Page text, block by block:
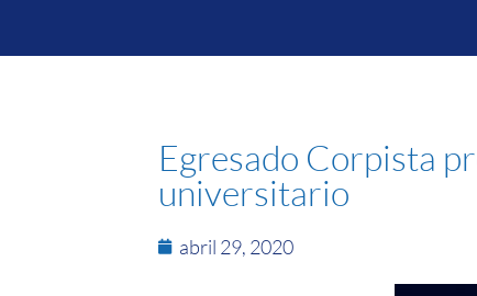
Egresado Corpista
universitario
abril 29, 2020